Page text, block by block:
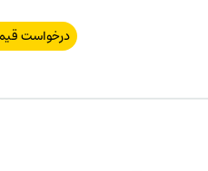
درخواست